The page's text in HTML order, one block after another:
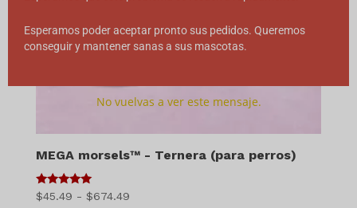
MEGA morsels™ - Ternera (para perros)
5
de 5
$45.49 - $674.49Gama
Esperamos poder aceptar pronto sus pedidos. Queremos
conseguir y mantener sanas a sus mascotas.
No vuelvas a ver este mensaje.